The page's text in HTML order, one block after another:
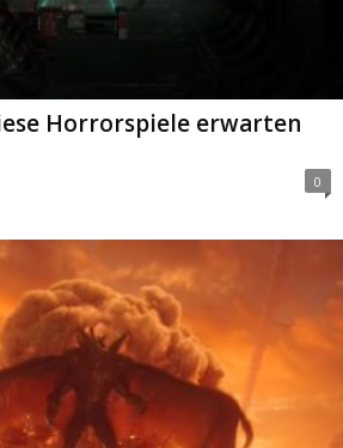
Horrorspiele erwarten
0